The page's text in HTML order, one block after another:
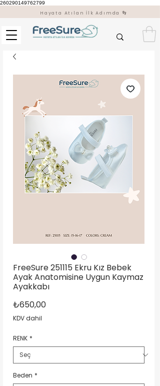
260290149762799
Hayata Atılan İlk Adımda 👣
FreeSure 251115 Ekru Kız Bebek
Ayak Anatomisine Uygun Kaymaz
Ayakkabı
₺650,00Fiyat
KDV dahil
RENK *
Beden *